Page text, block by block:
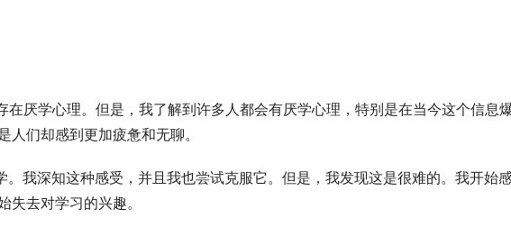
在厌学心理。但是，我了解到许多人都会有厌学心理，特别是在当今这个信息
人们却感到更加疲惫和无聊。
失去对学习的兴趣。